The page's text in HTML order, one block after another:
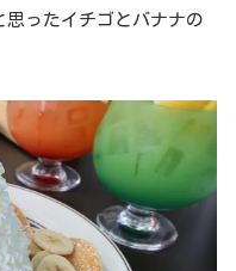
ったイチゴとバナナの